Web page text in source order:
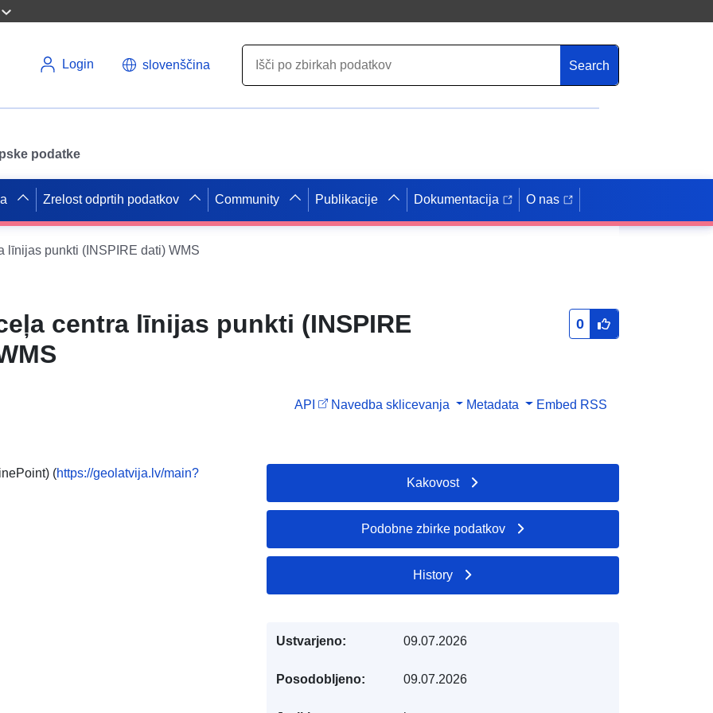
Login slovenščina Search
podatke
Zrelost odprtih podatkov Community Publikacije Dokumentacija O nas
līnijas punkti (INSPIRE dati) WMS
centra līnijas punkti (INSPIRE
0
API Navedba sklicevanja Metadata Embed RSS
(https://geolatvija.lv/main?
Kakovost
Podobne zbirke podatkov
History
Ustvarjeno: 09.07.2026
Posodobljeno: 09.07.2026